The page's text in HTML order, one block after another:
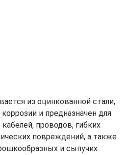
из оцинкованной стали,
и предназначен для
проводов, гибких
повреждений, а также
и сыпучих